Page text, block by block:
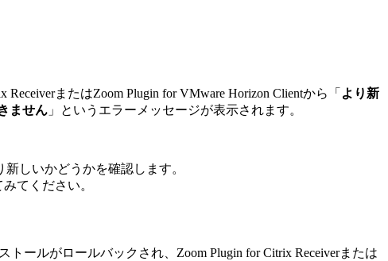
またはZoom Plugin for VMware Horizon Clientから「 より新
ません 」というエラーメッセージが表示されます。
しいかどうかを確認します。
てください。
ールがロールバックされ、Zoom Plugin for Citrix Receiverまたは